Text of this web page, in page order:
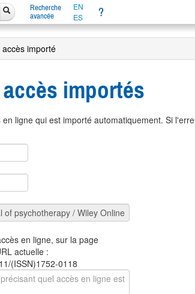
Recherche
avancée
EN
ES
?
importé
importés
ligne qui est importé automatiquement. Si
en ligne, sur la page
actuelle :
(ISSN)1752-0118